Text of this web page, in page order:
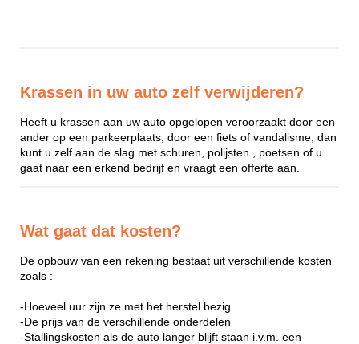
Krassen in uw auto zelf verwijderen?
Heeft u krassen aan uw auto opgelopen veroorzaakt door een
ander op een parkeerplaats, door een fiets of vandalisme, dan
kunt u zelf aan de slag met schuren, polijsten , poetsen of u
gaat naar een erkend bedrijf en vraagt een offerte aan.
Wat gaat dat kosten?
De opbouw van een rekening bestaat uit verschillende kosten
zoals :
-Hoeveel uur zijn ze met het herstel bezig.
-De prijs van de verschillende onderdelen
-Stallingskosten als de auto langer blijft staan i.v.m. een